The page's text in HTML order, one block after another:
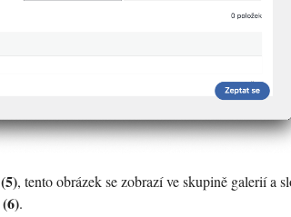
(5), tento obrázek se zobrazí ve skupině galerií a
(6).